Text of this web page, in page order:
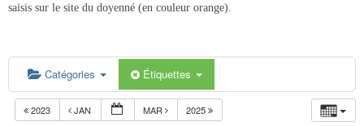
saisis sur le site du doyenné (en couleur orange).
Catégories Étiquettes
2023 JAN MAR 2025